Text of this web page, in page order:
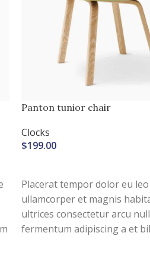
Panton tunior chair
Clocks
$199.00
Placerat tempor dolor eu leo
ullamcorper et magnis
ultrices consectetur arcu
fermentum adipiscing a et